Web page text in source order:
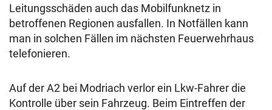
Leitungsschäden auch das Mobilfunknetz in
betroffenen Regionen ausfallen. In Notfällen kann
man in solchen Fällen im nächsten Feuerwehrhaus
telefonieren.
Auf der A2 bei Modriach verlor ein Lkw-Fahrer die
Kontrolle über sein Fahrzeug. Beim Eintreffen der